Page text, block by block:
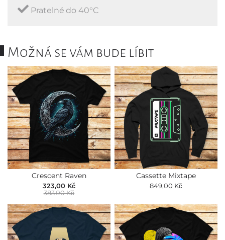
Pratelné do 40°C
Možná se vám bude líbit
Crescent Raven
323,00 Kč
383,00 Kč
Cassette Mixtape
849,00 Kč